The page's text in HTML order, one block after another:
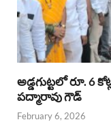
అడ్డగుట్టలో రూ. 6
పద్మారావు గౌడ్
February 6, 2026